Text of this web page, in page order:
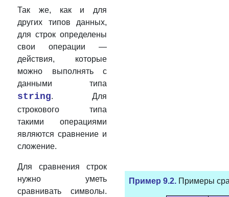
Так же, как и для
других типов данных,
для строк определены
свои операции —
действия, которые
можно выполнять с
данными типа
string. Для
строкового типа
такими операциями
являются сравнение и
сложение.
Для сравнения строк
нужно уметь
сравнивать символы.
Пример 9.2. Примеры